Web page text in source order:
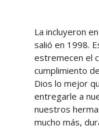
La incluyeron
salió en 1998.
estremecen el
cumplimiento
Dios lo mejor
entregarle a
nuestros
mucho más,